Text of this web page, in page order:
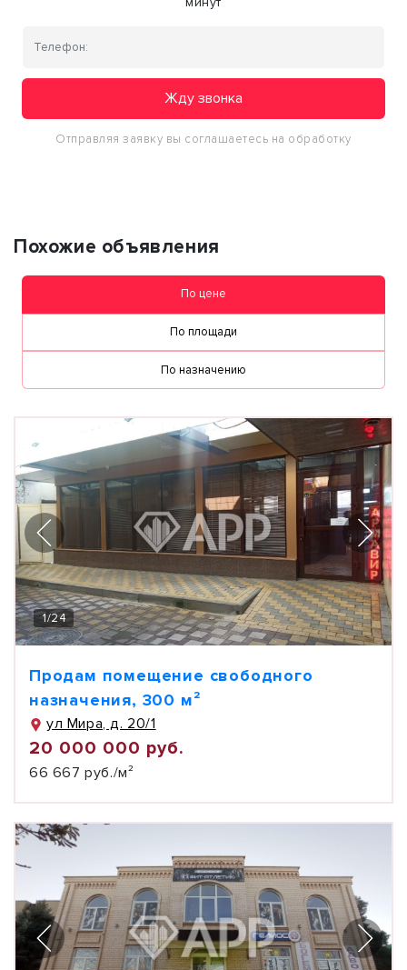
Жду звонка
Отправляя заявку вы соглашаетесь на обработку
Похожие объявления
По цене
По площади
По назначению
1/24
Продам помещение свободного
назначения, 300 м²
ул Мира, д. 20/1
20 000 000 руб.
66 667 руб./м²